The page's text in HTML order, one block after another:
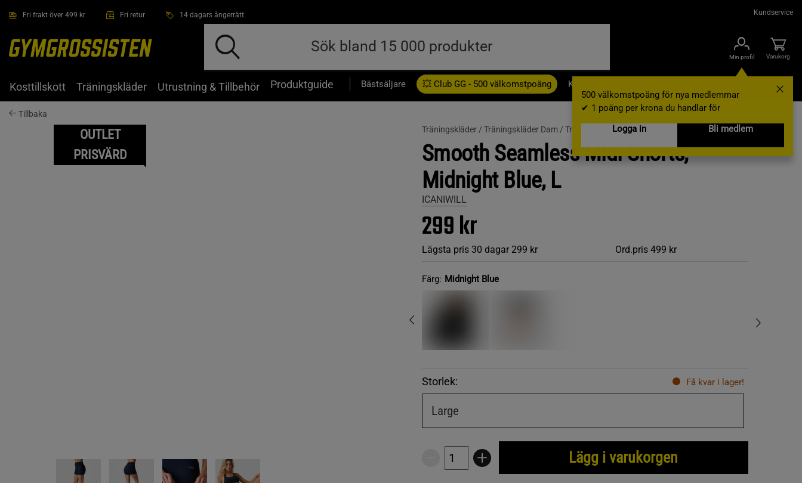
Fri frakt över 499 kr Fri retur 14 dagars ångerrätt Kundservice
Min profil
500 välkomstpoäng för nya medlemmar
✔ 1 poäng per krona du handlar för
Logga in
Bli medlem
Varukorg
Kosttillskott Träningskläder Utrustning & Tillbehör Produktguide Bästsäljare 💥 Club GG - 500 välkomstpoäng Kampanjer
Tillbaka
OUTLET
PRISVÄRD
Träningskläder / Träningskläder Dam / Träningsshorts
Smooth Seamless Midi Shorts,
Midnight Blue, L
ICANIWILL
299 kr
Lägsta pris 30 dagar 299 kr Ord.pris 499 kr
Färg: Midnight Blue
Storlek: Få kvar i lager!
Large
Lägg i varukorgen